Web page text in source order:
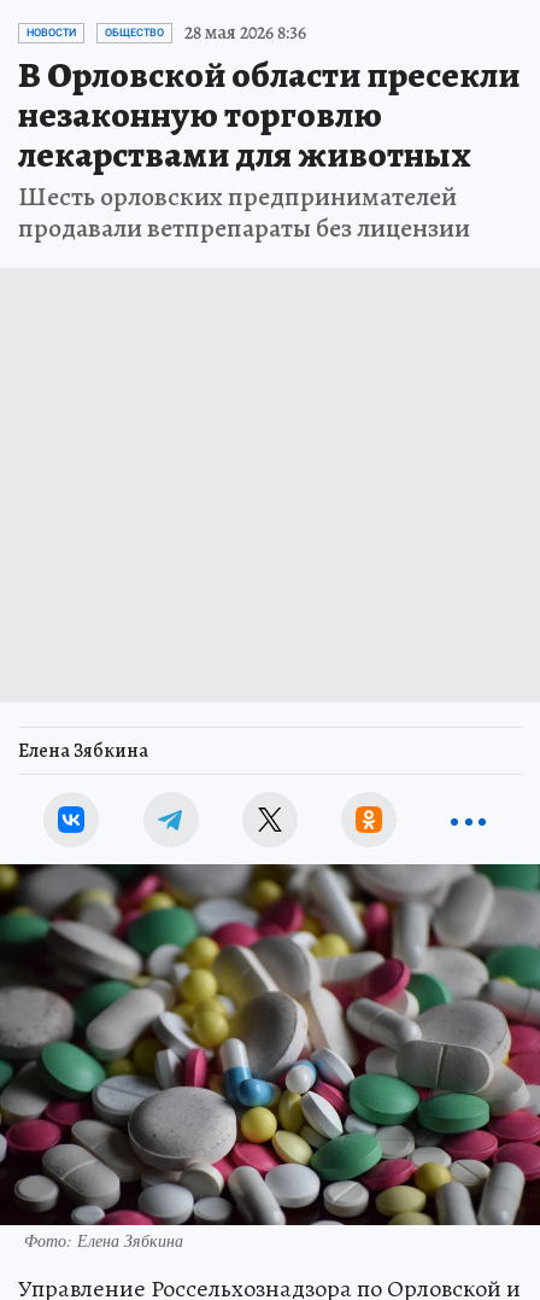
НОВОСТИ ОБЩЕСТВО 28 мая 2026 8:36
В Орловской области пресекли
незаконную торговлю
лекарствами для животных
Шесть орловских предпринимателей
продавали ветпрепараты без лицензии
Елена Зябкина
Фото: Елена Зябкина
Управление Россельхознадзора по Орловской и